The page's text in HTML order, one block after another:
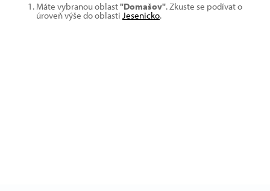
Máte vybranou oblast"Domašov". Zkuste se podívat o
úroveň výše do oblasti Jesenicko.